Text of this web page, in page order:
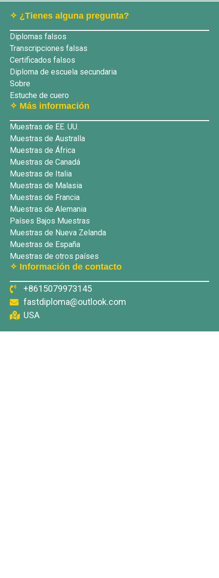
✧ ¿Tienes alguna pregunta?
Diplomas falsos
Transcripciones falsas
Certificados falsos
Diploma de escuela secundaria
Sobre
Estuche de cuero
✧ Más información
Muestras de EE. UU.
Muestras de Australla
Muestras de África
Muestras de Canadá
Muestras de Italia
Muestras de Malasia
Muestras de Francia
Muestras de Alemania
Países Bajos Muestras
Muestras de Nueva Zelanda
Muestras de España
Muestras de otros países
✧ Información de contacto
+8615079973145
fastdiploma@outlook.com
USA